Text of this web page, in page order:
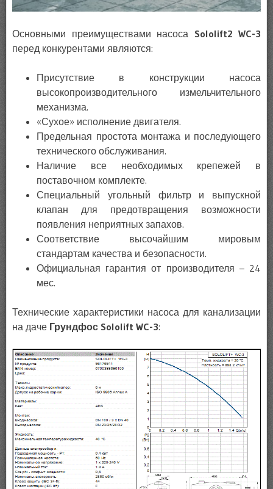
Основными преимуществами насоса Sololift2 WC-3
перед конкурентами являются:
Присутствие в конструкции насоса
высокопроизводительного измельчительного
механизма.
«Сухое» исполнение двигателя.
Предельная простота монтажа и последующего
технического обслуживания.
Наличие все необходимых крепежей в
поставочном комплекте.
Специальный угольный фильтр и выпускной
клапан для предотвращения возможности
появления неприятных запахов.
Соответствие высочайшим мировым
стандартам качества и безопасности.
Официальная гарантия от производителя – 24
мес.
Технические характеристики насоса для канализации
на даче Грундфос Sololift WC-3: